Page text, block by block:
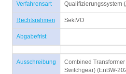
Verfahrensart Qualifizierungssystem
Rechtsrahmen SektVO
Abgabefrist
Ausschreibung
Combined
Switchgear) (EnBW-